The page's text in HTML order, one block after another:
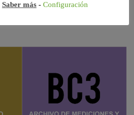
de CTE. Prueba las nuevas herramientas
Saber más - Configuración